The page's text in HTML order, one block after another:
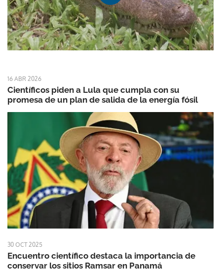
16 ABR 2026
Científicos piden a Lula que cumpla con su
promesa de un plan de salida de la energía fósil
30 OCT 2025
Encuentro científico destaca la importancia de
conservar los sitios Ramsar en Panamá